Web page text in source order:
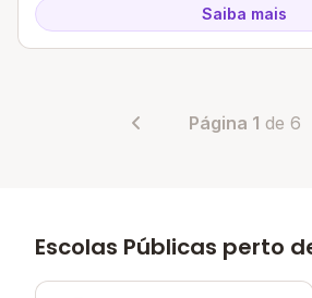
Saiba mais
Página 1 de 6
Escolas Públicas perto